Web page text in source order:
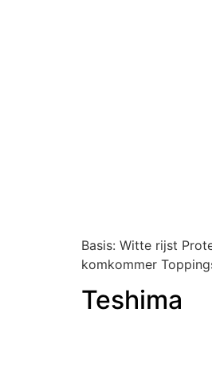
Basis: Witte rijst
komkommer
Teshima